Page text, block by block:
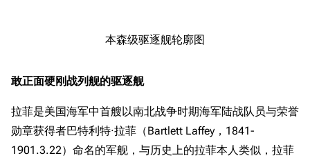
本森级驱逐舰轮廓图
敢正面硬刚战列舰的驱逐舰
拉菲是美国海军中首艘以南北战争时期海军陆战队员与荣誉
勋章获得者巴特利特·拉菲（Bartlett Laffey，1841-
1901.3.22）命名的军舰，与历史上的拉菲本人类似，拉菲